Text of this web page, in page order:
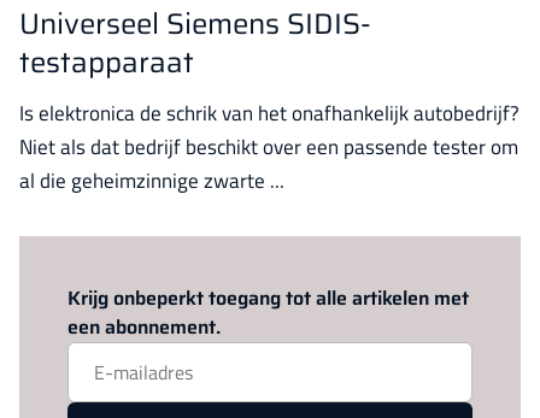
Universeel Siemens SIDIS-
testapparaat
Is elektronica de schrik van het onafhankelijk autobedrijf?
Niet als dat bedrijf beschikt over een passende tester om
al die geheimzinnige zwarte ...
Krijg onbeperkt toegang tot alle artikelen met
een abonnement.